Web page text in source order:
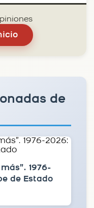
de
1976-
de Estado